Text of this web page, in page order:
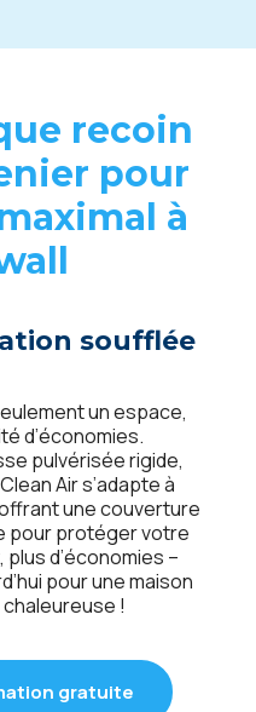
recoin
pour
à
soufflée
un espace,
d’économies.
pulvérisée rigide,
Air s’adapte à
une couverture
pour protéger votre
d’économies –
pour une maison
!
gratuite